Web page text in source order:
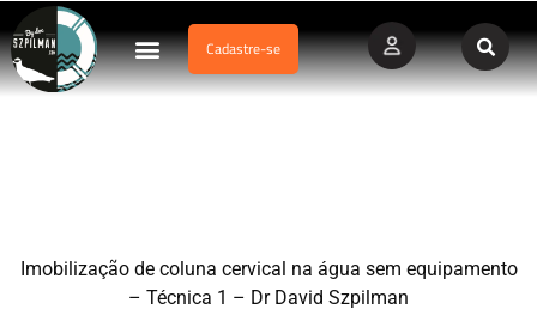
Cadastre-se
Imobilização de coluna cervical na água sem equipamento –
Imobilização de coluna cervical na água sem equipamento
– Técnica 1 – Dr David Szpilman